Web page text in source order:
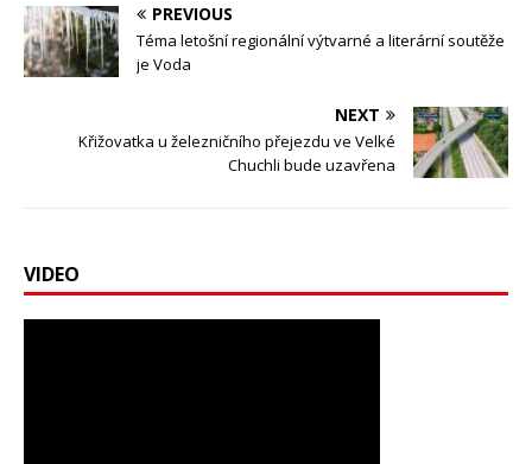
PREVIOUS
Téma letošní regionální výtvarné a literární soutěže
je Voda
NEXT
Křižovatka u železničního přejezdu ve Velké
Chuchli bude uzavřena
VIDEO